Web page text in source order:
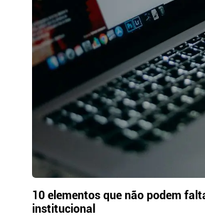
10 elementos que não podem
institucional